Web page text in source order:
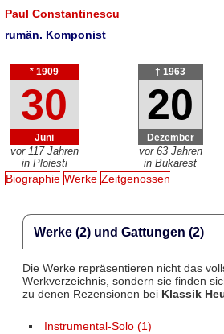
Paul Constantinescu
rumän. Komponist
* 1909
30
Juni
vor 117 Jahren
in Ploiesti
† 1963
20
Dezember
vor 63 Jahren
in Bukarest
Biographie Werke Zeitgenossen
Werke (2) und Gattungen (2)
Die Werke repräsentieren nicht das
Werkverzeichnis, sondern sie finden
zu denen Rezensionen bei Klassik
Instrumental-Solo (1)